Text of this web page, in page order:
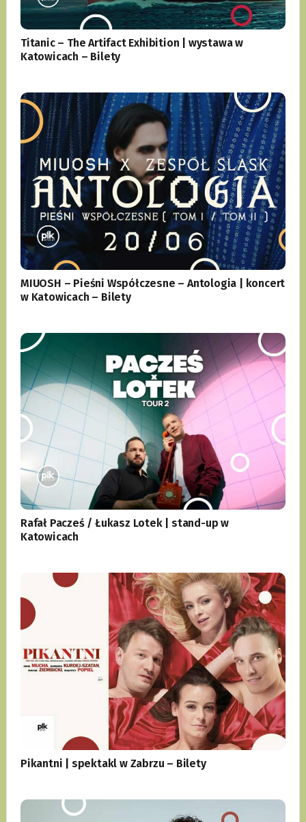
Titanic – The Artifact Exhibition | wystawa w
Katowicach – Bilety
MIUOSH – Pieśni Współczesne – Antologia | koncert
w Katowicach – Bilety
Rafał Pacześ / Łukasz Lotek | stand-up w
Katowicach
Pikantni | spektakl w Zabrzu – Bilety